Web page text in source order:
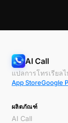
AI Call
แปลการโทรเรียล
App StoreGoogle
ผลิตภัณฑ์
AI Call